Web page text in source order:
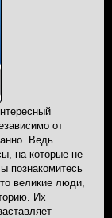
от
Ведь
на которые не
познакомитесь
великие люди,
Их